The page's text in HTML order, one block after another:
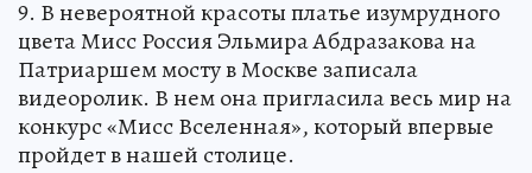
9. В невероятной красоты платье изумрудного
цвета Мисс Россия Эльмира Абдразакова на
Патриаршем мосту в Москве записала
видеоролик. В нем она пригласила весь мир на
конкурс «Мисс Вселенная», который впервые
пройдет в нашей столице.